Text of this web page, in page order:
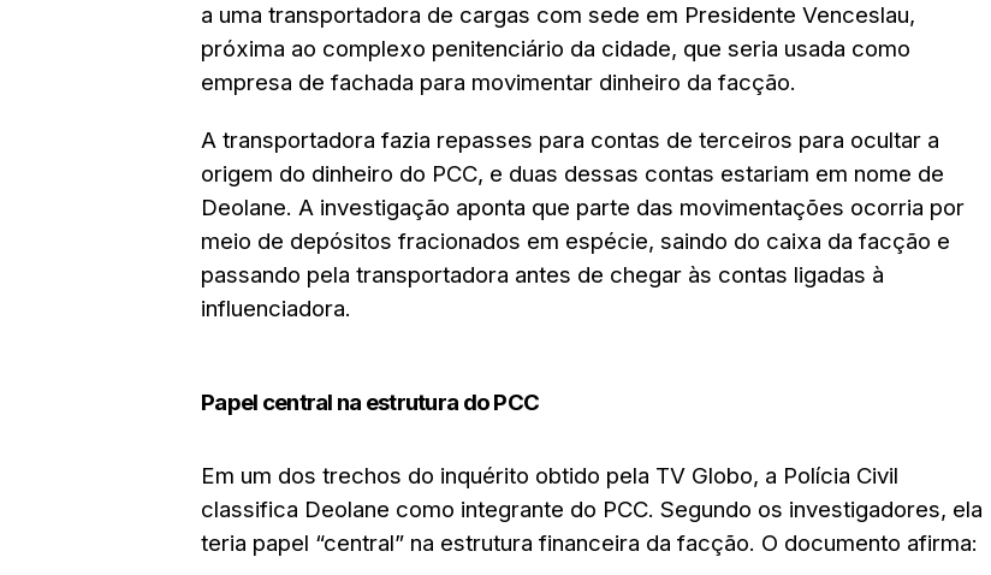
a uma transportadora de cargas com sede em Presidente Venceslau,
próxima ao complexo penitenciário da cidade, que seria usada como
empresa de fachada para movimentar dinheiro da facção.
A transportadora fazia repasses para contas de terceiros para ocultar a
origem do dinheiro do PCC, e duas dessas contas estariam em nome de
Deolane. A investigação aponta que parte das movimentações ocorria por
meio de depósitos fracionados em espécie, saindo do caixa da facção e
passando pela transportadora antes de chegar às contas ligadas à
influenciadora.
Papel central na estrutura do PCC
Em um dos trechos do inquérito obtido pela TV Globo, a Polícia Civil
classifica Deolane como integrante do PCC. Segundo os investigadores, ela
teria papel “central” na estrutura financeira da facção. O documento afirma: